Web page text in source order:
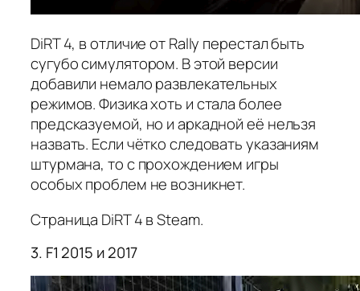
DiRT 4, в отличие от Rally перестал быть
сугубо симулятором. В этой версии
добавили немало развлекательных
режимов. Физика хоть и стала более
предсказуемой, но и аркадной её нельзя
назвать. Если чётко следовать указаниям
штурмана, то с прохождением игры
особых проблем не возникнет.
Страница DiRT 4 в Steam.
3. F1 2015 и 2017